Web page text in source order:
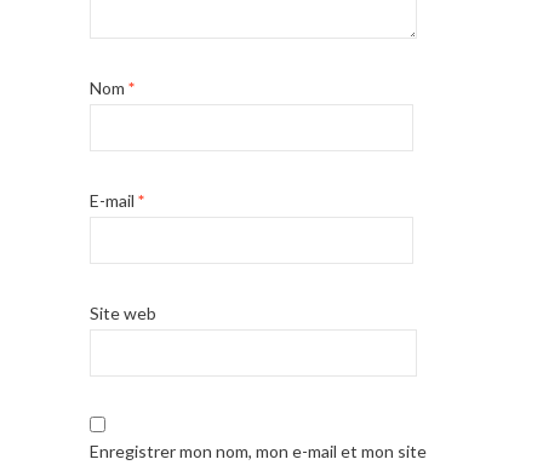
Nom *
E-mail *
Site web
Enregistrer mon nom, mon e-mail et mon site